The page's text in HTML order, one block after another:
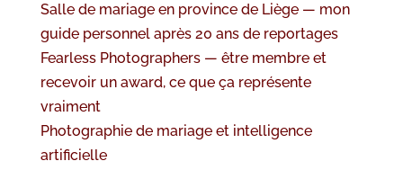
Salle de mariage en province de Liège — mon
guide personnel après 20 ans de reportages
Fearless Photographers — être membre et
recevoir un award, ce que ça représente
vraiment
Photographie de mariage et intelligence
artificielle